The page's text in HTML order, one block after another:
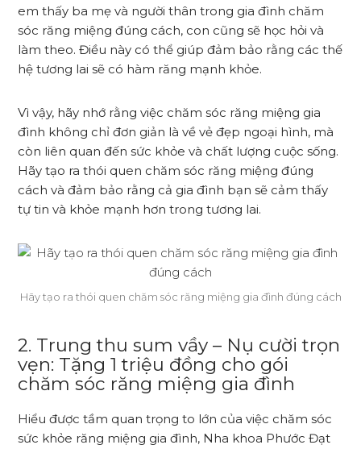
em thấy ba mẹ và người thân trong gia đình chăm
sóc răng miệng đúng cách, con cũng sẽ học hỏi và
làm theo. Điều này có thể giúp đảm bảo rằng các thế
hệ tương lai sẽ có hàm răng mạnh khỏe.
Vì vậy, hãy nhớ rằng việc chăm sóc răng miệng gia
đình không chỉ đơn giản là về vẻ đẹp ngoại hình, mà
còn liên quan đến sức khỏe và chất lượng cuộc sống.
Hãy tạo ra thói quen chăm sóc răng miệng đúng
cách và đảm bảo rằng cả gia đình bạn sẽ cảm thấy
tự tin và khỏe mạnh hơn trong tương lai.
Hãy tạo ra thói quen chăm sóc răng miệng gia đình đúng cách
2. Trung thu sum vầy – Nụ cười trọn
vẹn: Tặng 1 triệu đồng cho gói
chăm sóc răng miệng gia đình
Hiểu được tầm quan trọng to lớn của việc chăm sóc
sức khỏe răng miệng gia đình, Nha khoa Phước Đạt